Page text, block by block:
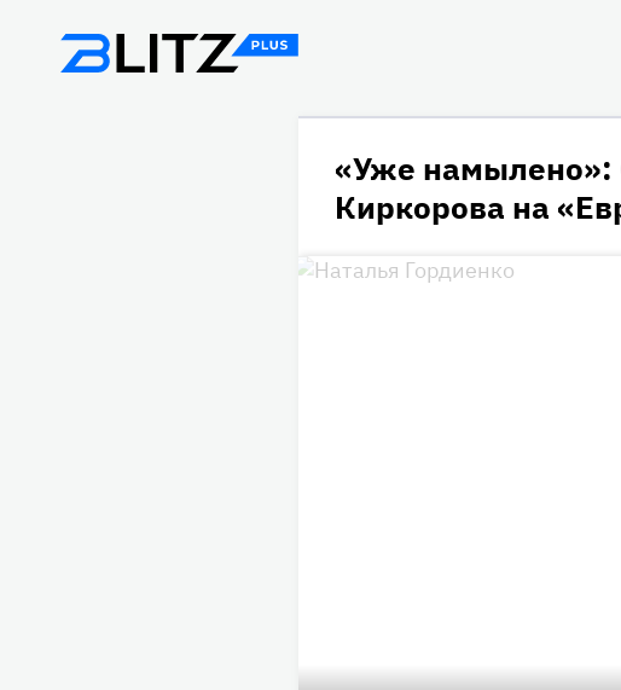
«Уже намылено»:
Киркорова на